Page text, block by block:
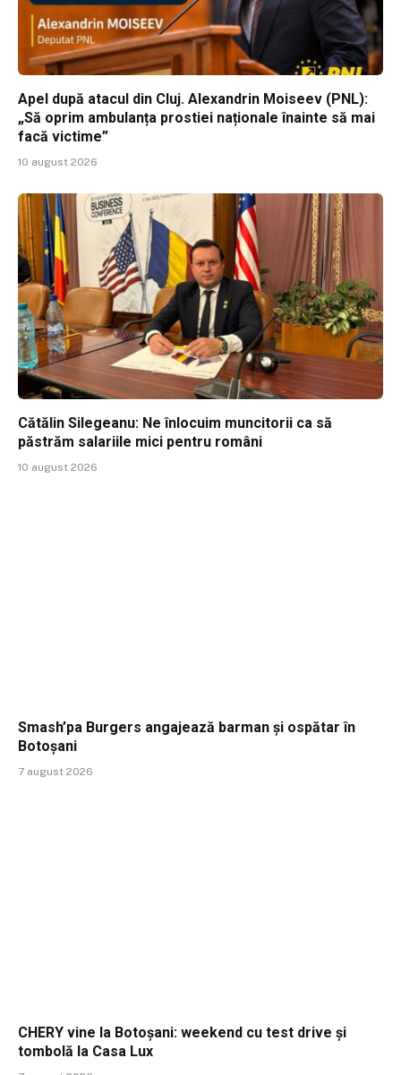
Apel după atacul din Cluj. Alexandrin Moiseev (PNL):
„Să oprim ambulanța prostiei naționale înainte să mai
facă victime”
10 august 2026
Cătălin Silegeanu: Ne înlocuim muncitorii ca să
păstrăm salariile mici pentru români
10 august 2026
Smash’pa Burgers angajează barman și ospătar în
Botoșani
7 august 2026
CHERY vine la Botoșani: weekend cu test drive și
tombolă la Casa Lux